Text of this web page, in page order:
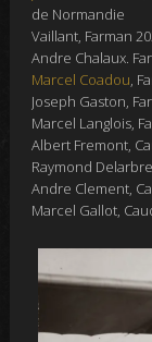
de Normandie
Vaillant, Farman
Andre Chalaux.
Marcel Coadou,
Joseph Gaston,
Marcel Langlois,
Albert Fremont,
Raymond
Andre Clement,
Marcel Gallot,